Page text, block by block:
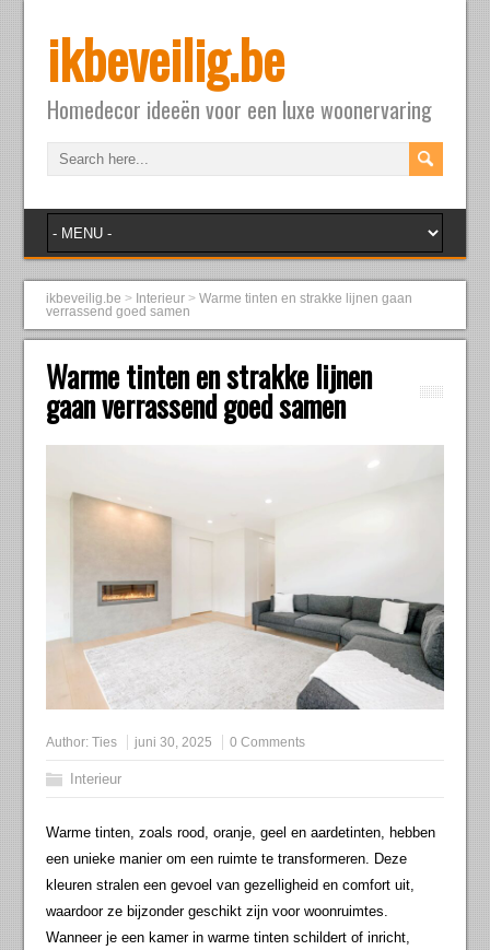
ikbeveilig.be
Homedecor ideeën voor een luxe woonervaring
ikbeveilig.be > Interieur >Warme tinten en strakke lijnen gaan
verrassend goed samen
Warme tinten en strakke lijnen
gaan verrassend goed samen
Author:Ties juni 30, 2025 0 Comments
Interieur
Warme tinten, zoals rood, oranje, geel en aardetinten, hebben
een unieke manier om een ruimte te transformeren. Deze
kleuren stralen een gevoel van gezelligheid en comfort uit,
waardoor ze bijzonder geschikt zijn voor woonruimtes.
Wanneer je een kamer in warme tinten schildert of inricht,